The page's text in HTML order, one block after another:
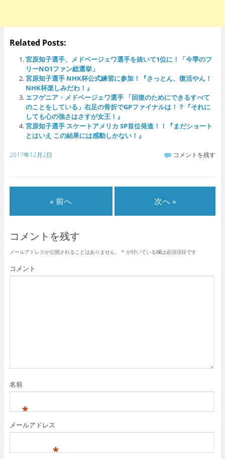
Related Posts:
宮原知子選手、メドベージェワ選手を抜いて1位に！「今季のフ
リーNO1ファン総選挙」
宮原知子選手 NHK杯公式練習に参加！『さっとん、復活やん！
NHK杯楽しみだわ！』
エフゲニア・メドベージェワ選手 「回復のためにできるすべて
のことをしている」右足の骨折でGPファイナルは！？『それに
しても心の強さはさすが女王！』
宮原知子選手 スケートアメリカ SP首位発進！！『まだショート
とはいえ この結果には感動しかない！』
2017年12月2日 コメントを残す
« 前へ 次へ »
コメントを残す
メールアドレスが公開されることはありません。 * が付いている欄は必須項目です
コメント
名前
*
メールアドレス
*